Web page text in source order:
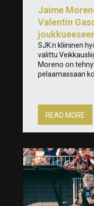
Jaime
Valentin
SJK:n kliininen
valittu
Moreno on
pelaamassaan
READ MORE